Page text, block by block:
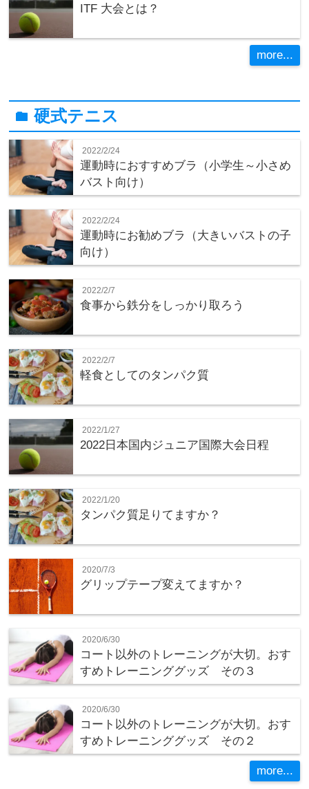
ITF 大会とは？
more...
folder硬式テニス
2022/2/24
運動時におすすめブラ（小学生～小さめ
バスト向け）
2022/2/24
運動時にお勧めブラ（大きいバストの子
向け）
2022/2/7
食事から鉄分をしっかり取ろう
2022/2/7
軽食としてのタンパク質
2022/1/27
2022日本国内ジュニア国際大会日程
2022/1/20
タンパク質足りてますか？
2020/7/3
グリップテープ変えてますか？
2020/6/30
コート以外のトレーニングが大切。おす
すめトレーニンググッズ その３
2020/6/30
コート以外のトレーニングが大切。おす
すめトレーニンググッズ その２
more...